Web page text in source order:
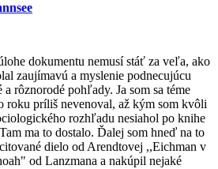
dokumentu nemusí stáť za veľa, ako
zaujímavú a myslenie podnecujúcu
rôznorodé pohľady. Ja som sa téme
roku príliš nevenoval, až kým som kvôli
rozhľadu nesiahol po knihe
ma to dostalo. Ďalej som hneď na to
dielo od Arendtovej ,,Eichman v
od Lanzmana a nakúpil nejaké